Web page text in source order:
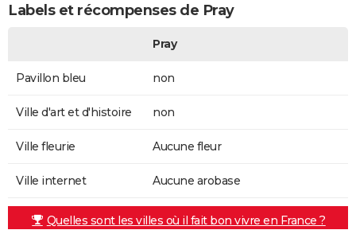
Labels et récompenses de Pray
Pray
Pavillon bleu non
Ville d'art et d'histoire non
Ville fleurie Aucune fleur
Ville internet Aucune arobase
Quelles sont les villes où il fait bon vivre en France ?